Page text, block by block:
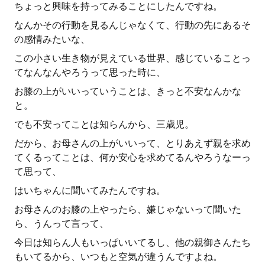
ちょっと興味を持ってみることにしたんですね。
なんかその行動を見るんじゃなくて、行動の先にあるそ
の感情みたいな、
この小さい生き物が見えている世界、感じていることっ
てなんなんやろうって思った時に、
お膝の上がいいっていうことは、きっと不安なんかな
と。
でも不安ってことは知らんから、三歳児。
だから、お母さんの上がいいって、とりあえず親を求め
てくるってことは、何か安心を求めてるんやろうなーっ
て思って、
はいちゃんに聞いてみたんですね。
お母さんのお膝の上やったら、嫌じゃないって聞いた
ら、うんって言って、
今日は知らん人もいっぱいいてるし、他の親御さんたち
もいてるから、いつもと空気が違うんですよね。